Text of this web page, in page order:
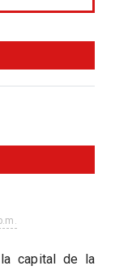
capital de la